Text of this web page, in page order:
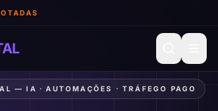
— IA · AUTOMAÇÕES · TRÁFEGO PAGO